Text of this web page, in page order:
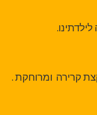
קרירה ומרוחקת .